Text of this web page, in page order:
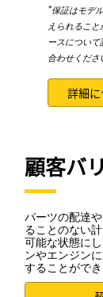
*保証はモデ
えられるこ
ースについ
合わせくださ
詳細
顧客バ
パーツの配達
ることのない
可能な状態に
ンやエンジン
することができ